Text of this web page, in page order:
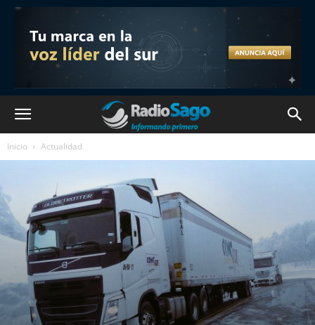
Inicio Actualidad